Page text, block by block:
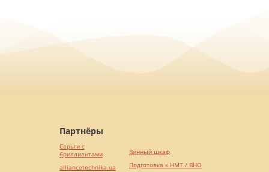
Партнёры
Серьги с
бриллиантами
alliancetechnika.ua
Винный шкаф
Подготовка к НМТ / ВНО